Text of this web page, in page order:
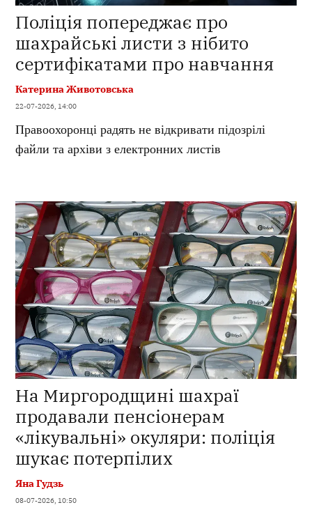
Поліція попереджає про
шахрайські листи з нібито
сертифікатами про навчання
Катерина Животовська
22-07-2026, 14:00
Правоохоронці радять не відкривати підозрілі
файли та архіви з електронних листів
На Миргородщині шахраї
продавали пенсіонерам
«лікувальні» окуляри: поліція
шукає потерпілих
Яна Гудзь
08-07-2026, 10:50